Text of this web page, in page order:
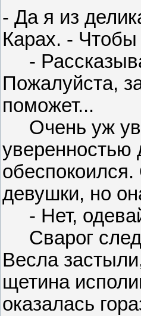
- Да я из
Карах. -
-
Пожалуйста,
поможет...
Очень уж
уверенностью
девушки, но
- Нет,
Сварог
Весла
щетина
оказалась